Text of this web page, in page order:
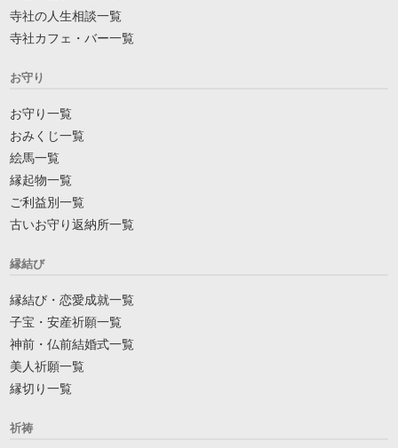
寺社の人生相談一覧
寺社カフェ・バー一覧
お守り
お守り一覧
おみくじ一覧
絵馬一覧
縁起物一覧
ご利益別一覧
古いお守り返納所一覧
縁結び
縁結び・恋愛成就一覧
子宝・安産祈願一覧
神前・仏前結婚式一覧
美人祈願一覧
縁切り一覧
祈祷